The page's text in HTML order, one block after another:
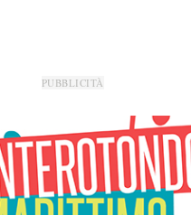
PUBBLICITÀ